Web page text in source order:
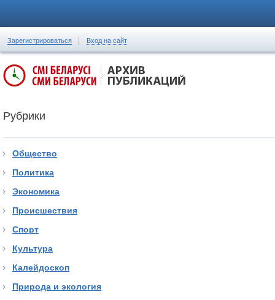
Зарегистрироваться Вход на сайт
Рубрики
Общество
Политика
Экономика
Происшествия
Спорт
Культура
Калейдоскоп
Природа и экология